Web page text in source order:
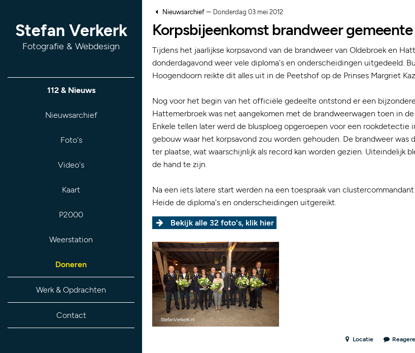
Stefan Verkerk
Fotografie & Webdesign
112 & Nieuws
Nieuwsarchief
Foto's
Video's
Kaart
P2000
Weerstation
Doneren
Werk & Opdrachten
Contact
Nieuwsarchief– Donderdag 03 mei 2012
Korpsbijeenkomst brandweer
Tijdens het jaarlijkse korpsavond van de brandweer van Oldebroek en
donderdagavond weer vele diploma's en onderscheidingen uitgedeeld.
Hoogendoorn reikte dit alles uit in de Peetshof op de Prinses Margriet
Nog voor het begin van het officiële gedeelte ontstond er een
Hattemerbroek was net aangekomen met de brandweerwagen toen in
Enkele tellen later werd de blusploeg opgeroepen voor een
gebouw waar het korpsavond zou worden gehouden. De brandweer was
ter plaatse, wat waarschijnlijk als record kan worden gezien. Uiteindelijk
de hand te zijn.
Na een iets latere start werden na een toespraak van
Heide de diploma's en onderscheidingen uitgereikt.
Bekijk alle 32 foto's, klik hier
Locatie